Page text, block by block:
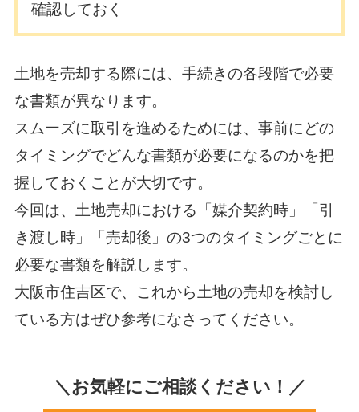
確認しておく
土地を売却する際には、手続きの各段階で必要
な書類が異なります。
スムーズに取引を進めるためには、事前にどの
タイミングでどんな書類が必要になるのかを把
握しておくことが大切です。
今回は、土地売却における「媒介契約時」「引
き渡し時」「売却後」の3つのタイミングごとに
必要な書類を解説します。
大阪市住吉区で、これから土地の売却を検討し
ている方はぜひ参考になさってください。
＼お気軽にご相談ください！／